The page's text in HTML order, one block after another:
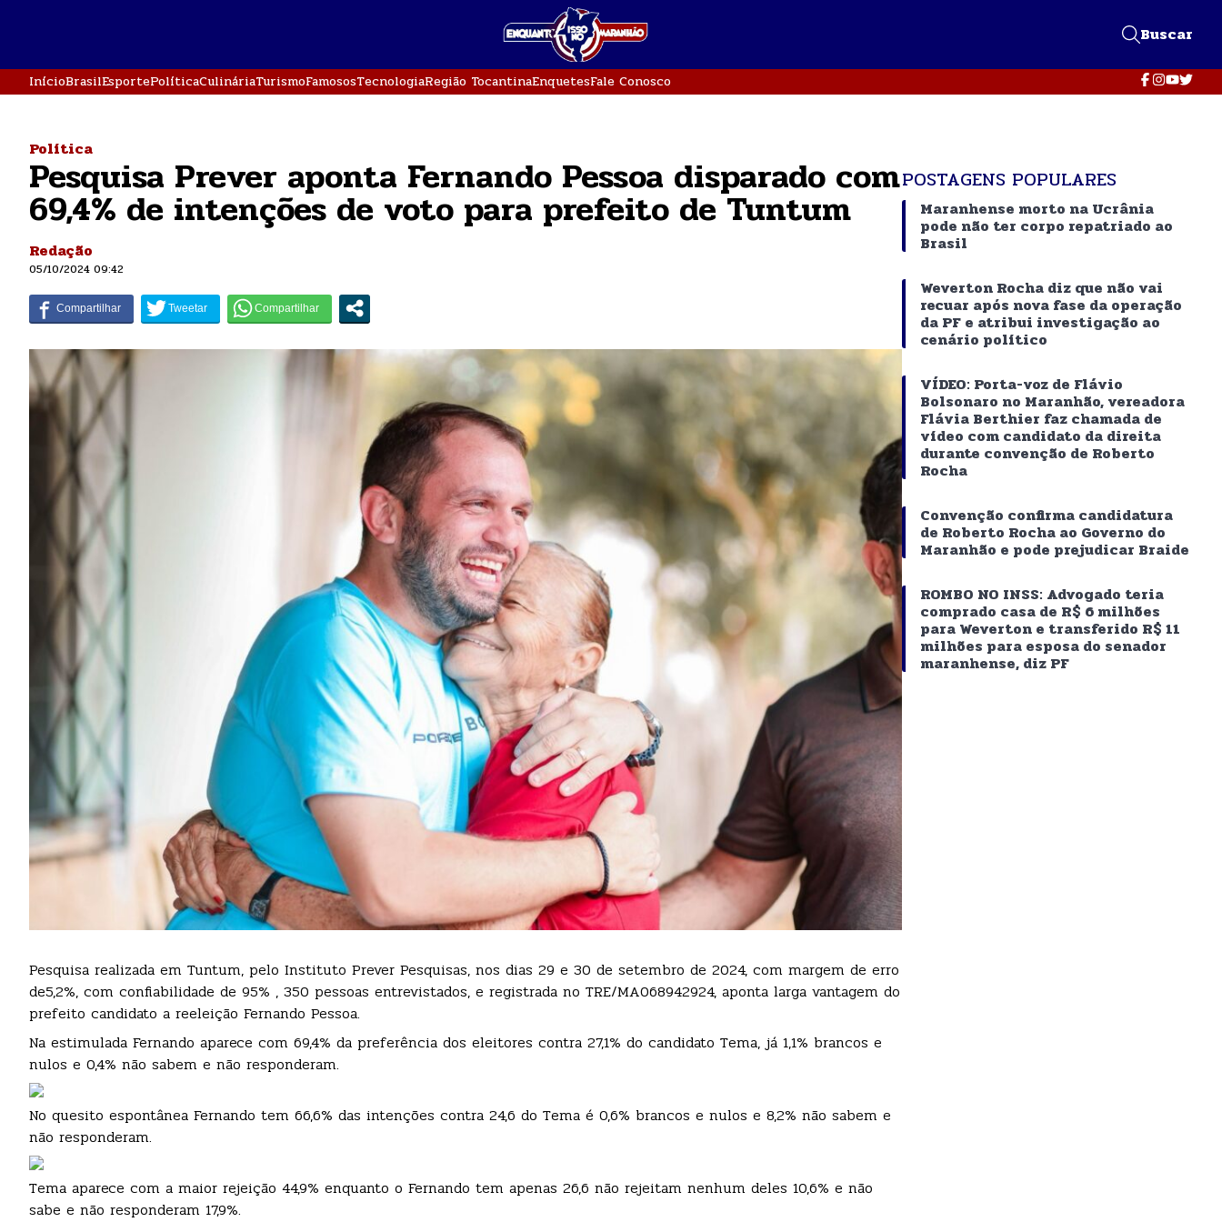
Buscar
InícioBrasilEsportePolíticaCulináriaTurismoFamososTecnologiaRegião TocantinaEnquetesFale Conosco
Política
Pesquisa Prever aponta Fernando Pessoa disparado com
69,4% de intenções de voto para prefeito de Tuntum
Redação
05/10/2024 09:42
Pesquisa realizada em Tuntum, pelo Instituto Prever Pesquisas, nos dias 29 e 30 de setembro de 2024, com margem de erro
de5,2%, com confiabilidade de 95% , 350 pessoas entrevistados, e registrada no TRE/MA068942924, aponta larga vantagem do
prefeito candidato a reeleição Fernando Pessoa.
Na estimulada Fernando aparece com 69,4% da preferência dos eleitores contra 27,1% do candidato Tema, já 1,1% brancos e
nulos e 0,4% não sabem e não responderam.
No quesito espontânea Fernando tem 66,6% das intenções contra 24,6 do Tema é 0,6% brancos e nulos e 8,2% não sabem e
não responderam.
Tema aparece com a maior rejeição 44,9% enquanto o Fernando tem apenas 26,6 não rejeitam nenhum deles 10,6% e não
sabe e não responderam 17,9%.
POSTAGENS POPULARES
Maranhense morto na Ucrânia
pode não ter corpo repatriado ao
Brasil
Weverton Rocha diz que não vai
recuar após nova fase da operação
da PF e atribui investigação ao
cenário político
VÍDEO: Porta-voz de Flávio
Bolsonaro no Maranhão, vereadora
Flávia Berthier faz chamada de
vídeo com candidato da direita
durante convenção de Roberto
Rocha
Convenção confirma candidatura
de Roberto Rocha ao Governo do
Maranhão e pode prejudicar Braide
ROMBO NO INSS: Advogado teria
comprado casa de R$ 6 milhões
para Weverton e transferido R$ 11
milhões para esposa do senador
maranhense, diz PF